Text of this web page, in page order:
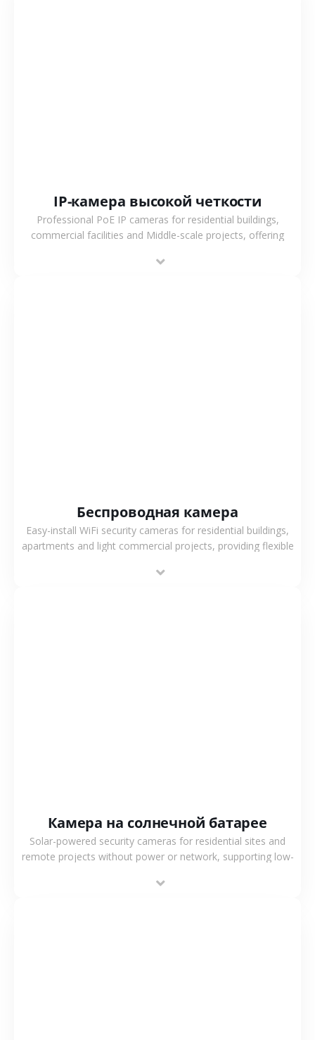
IP-камера высокой четкости
Professional PoE IP cameras for residential buildings,
commercial facilities and Middle-scale projects, offering
support.
Беспроводная камера
Easy-install WiFi security cameras for residential buildings,
apartments and light commercial projects, providing flexible
Камера на солнечной батарее
Solar-powered security cameras for residential sites and
remote projects without power or network, supporting low-
monitoring.